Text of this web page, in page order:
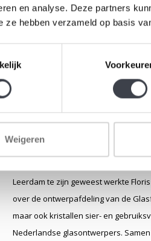
en analyse. Deze partners
ze hebben verzameld op basis
Weigeren
Glaskunstenaar Floris Meydam
In 1935, op 16-jarige leeftijd, kwam
Leerdam te zijn geweest werkte
over de ontwerpafdeling van de
maar ook kristallen sier- en
Nederlandse glasontwerpers.